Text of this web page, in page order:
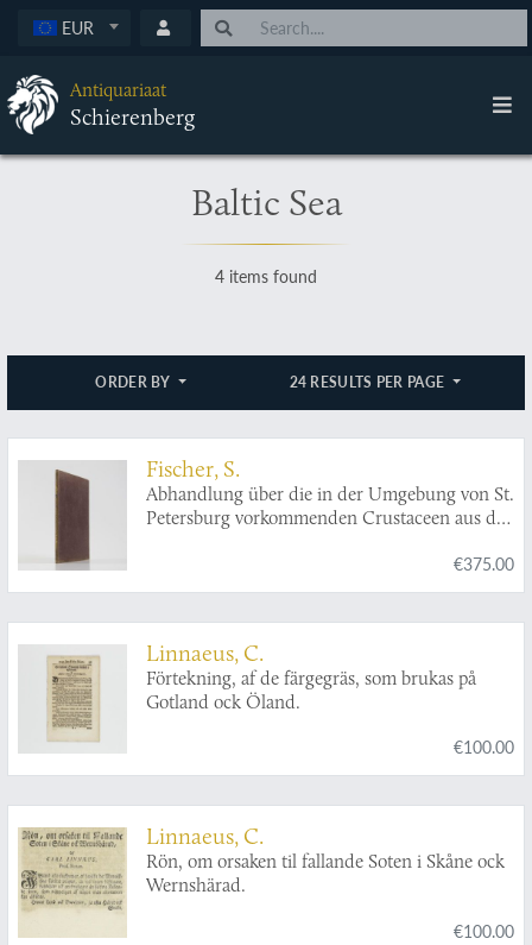
EUR
Antiquariaat
Schierenberg
Baltic Sea
4 items found
ORDER BY 24 RESULTS PER PAGE
Fischer, S.
Abhandlung über die in der Umgebung von St.
Petersburg vorkommenden Crustaceen aus der
Entomostraceen, mit Zeichnungen nach der
Natur begleitet.
€375.00
Linnaeus, C.
Förtekning, af de färgegräs, som brukas på
Gotland ock Öland.
€100.00
Linnaeus, C.
Rön, om orsaken til fallande Soten i Skåne ock
Wernshärad.
€100.00